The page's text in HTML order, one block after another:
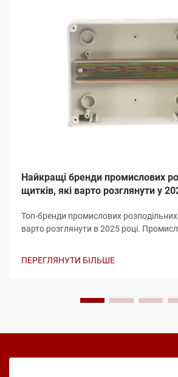
Найкращі бренди промислових
щитків, які варто розглянути у
Топ-бренди промислових
варто розглянути в 2025 році.
найважливіших компонентів будь-якої
ПЕРЕГЛЯНУТИ БІЛЬШЕ